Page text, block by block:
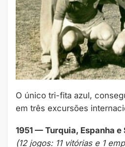
O único tri-fita azul,
em três excursões
1951 — Turquia, Espanha e
(12 jogos: 11 vitórias e 1